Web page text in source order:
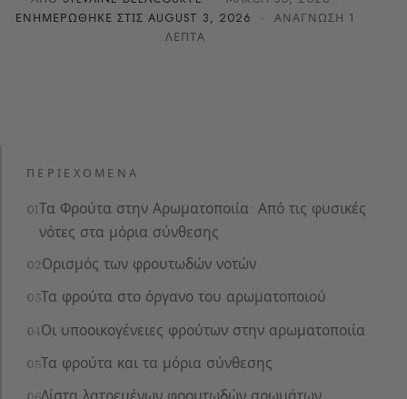
ΕΝΗΜΕΡΏΘΗΚΕ ΣΤΙΣAUGUST 3, 2026 · ΑΝΆΓΝΩΣΗ 1
ΛΕΠΤΆ
ΠΕΡΙΕΧΌΜΕΝΑ
Τα Φρούτα στην Αρωματοποιία: Από τις φυσικές
νότες στα μόρια σύνθεσης
Ορισμός των φρουτωδών νοτών
Τα φρούτα στο όργανο του αρωματοποιού
Οι υποοικογένειες φρούτων στην αρωματοποιία
Τα φρούτα και τα μόρια σύνθεσης